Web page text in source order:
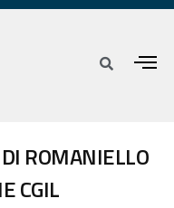
ROMANIELLO
CGIL